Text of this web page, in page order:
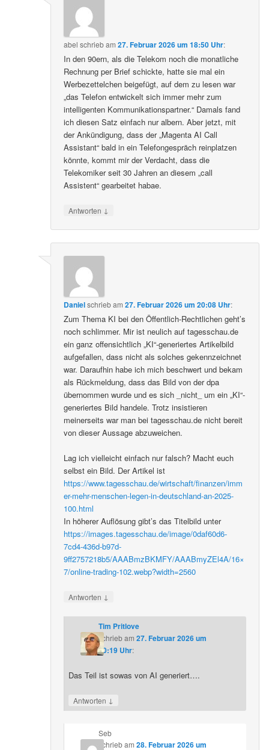
abel schriebam27. Februar 2026 um 18:50 Uhr:
In den 90ern, als die Telekom noch die monatliche
Rechnung per Brief schickte, hatte sie mal ein
Werbezettelchen beigefügt, auf dem zu lesen war
„das Telefon entwickelt sich immer mehr zum
intelligenten Kommunikationspartner.“ Damals fand
ich diesen Satz einfach nur albern. Aber jetzt, mit
der Ankündigung, dass der „Magenta AI Call
Assistant“ bald in ein Telefongespräch reinplatzen
könnte, kommt mir der Verdacht, dass die
Telekomiker seit 30 Jahren an diesem „call
Assistent“ gearbeitet habae.
Antworten ↓
Danielschriebam27. Februar 2026 um 20:08 Uhr:
Zum Thema KI bei den Öffentlich-Rechtlichen geht’s
noch schlimmer. Mir ist neulich auf tagesschau.de
ein ganz offensichtlich „KI“-generiertes Artikelbild
aufgefallen, dass nicht als solches gekennzeichnet
war. Daraufhin habe ich mich beschwert und bekam
als Rückmeldung, dass das Bild von der dpa
übernommen wurde und es sich _nicht_ um ein „KI“-
generiertes Bild handele. Trotz insistieren
meinerseits war man bei tagesschau.de nicht bereit
von dieser Aussage abzuweichen.
Lag ich vielleicht einfach nur falsch? Macht euch
selbst ein Bild. Der Artikel ist
https://www.tagesschau.de/wirtschaft/finanzen/imm
er-mehr-menschen-legen-in-deutschland-an-2025-
100.html
In höherer Auflösung gibt’s das Titelbild unter
https://images.tagesschau.de/image/0daf60d6-
7cd4-436d-b97d-
9ff2757218b5/AAABmzBKMFY/AAABmyZEl4A/16×
7/online-trading-102.webp?width=2560
Antworten ↓
Tim Pritlove
schriebam 27. Februar 2026 um
20:19 Uhr:
Das Teil ist sowas von AI generiert….
Antworten ↓
Seb
schriebam 28. Februar 2026 um